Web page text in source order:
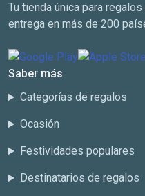
Tu tienda única para
entrega en más de 200
Saber más
Categorías de regalos
Ocasión
Festividades populares
Destinatarios de regalos